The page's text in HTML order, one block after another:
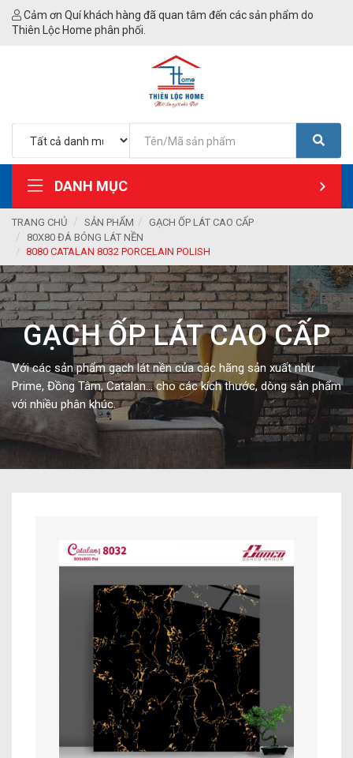
Cảm ơn Quí khách hàng đã quan tâm đến các sản phẩm do
Thiên Lộc Home phân phối.
DANH MỤC
TRANG CHỦ SẢN PHẨM
GẠCH ỐP LÁT CAO CẤP
80X80 ĐÁ BÓNG LÁT NỀN
8080 CATALAN 8032 PORCELAIN POLISH
GẠCH ỐP LÁT CAO CẤP
Với các sản phẩm gạch lát nền của các hãng sản xuất như
Prime, Đồng Tâm, Catalan… cho các kích thước, dòng sản phẩm
với nhiều phân khúc.